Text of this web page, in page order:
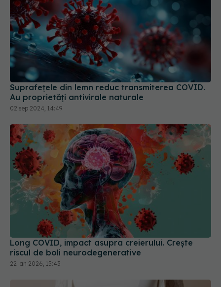
Suprafețele din lemn reduc transmiterea COVID.
Au proprietăți antivirale naturale
02 sep 2024, 14:49
Long COVID, impact asupra creierului. Crește
riscul de boli neurodegenerative
22 ian 2026, 15:43